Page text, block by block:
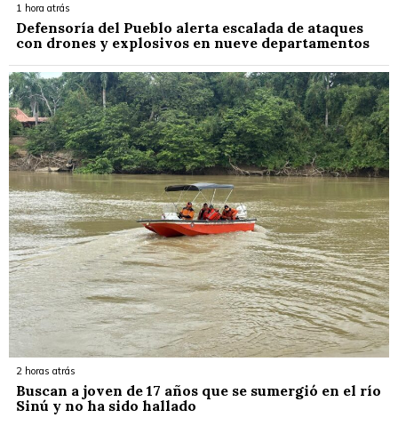
1 hora atrás
Defensoría del Pueblo alerta escalada de ataques
con drones y explosivos en nueve departamentos
2 horas atrás
Buscan a joven de 17 años que se sumergió en el río
Sinú y no ha sido hallado